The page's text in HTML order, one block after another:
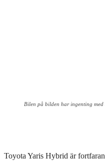
Bilen på bilden har ingenting
Toyota Yaris Hybrid är